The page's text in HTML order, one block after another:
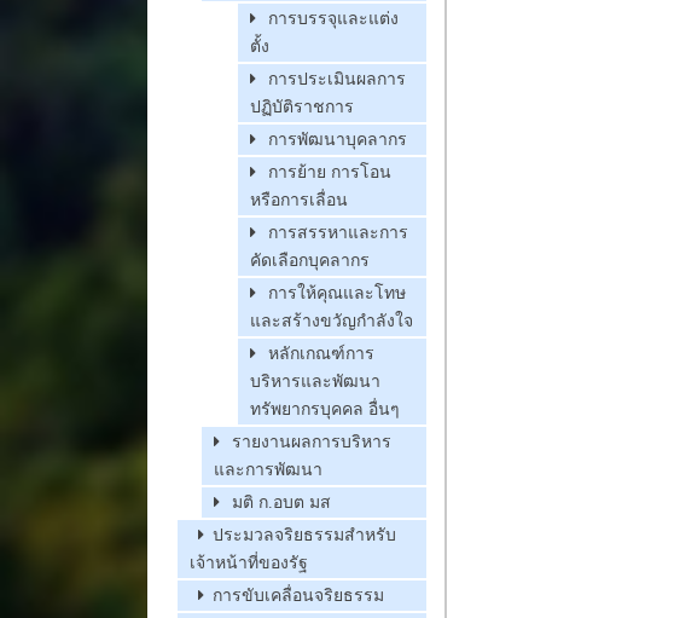
การบรรจุและแต่ง
ตั้ง
การประเมินผลการ
ปฏิบัติราชการ
การพัฒนาบุคลากร
การย้าย การโอน
หรือการเลื่อน
การสรรหาและการ
คัดเลือกบุคลากร
การให้คุณและโทษ
และสร้างขวัญกำลังใจ
หลักเกณฑ์การ
บริหารและพัฒนา
ทรัพยากรบุคคล อื่นๆ
รายงานผลการบริหาร
และการพัฒนา
มติ ก.อบต มส
ประมวลจริยธรรมสำหรับ
เจ้าหน้าที่ของรัฐ
การขับเคลื่อนจริยธรรม